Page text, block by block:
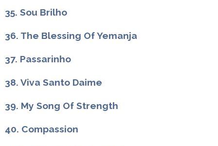
35. Sou Brilho
36. The Blessing Of Yemanja
37. Passarinho
38. Viva Santo Daime
39. My Song Of Strength
40. Compassion